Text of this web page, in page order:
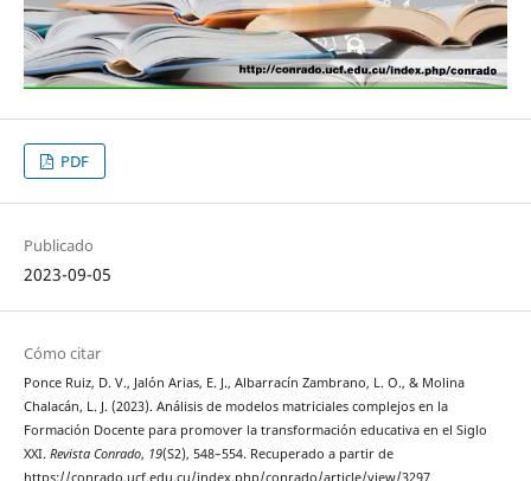
PDF
Publicado
2023-09-05
Cómo citar
Ponce Ruiz, D. V., Jalón Arias, E. J., Albarracín Zambrano, L. O., & Molina
Chalacán, L. J. (2023). Análisis de modelos matriciales complejos en la
Formación Docente para promover la transformación educativa en el Siglo
XXI. Revista Conrado, 19(S2), 548–554. Recuperado a partir de
https://conrado.ucf.edu.cu/index.php/conrado/article/view/3297